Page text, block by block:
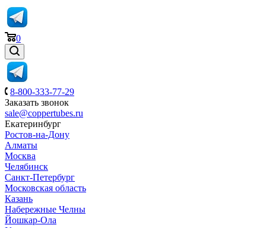
0
8-800-333-77-29
Заказать звонок
sale@coppertubes.ru
Екатеринбург
Ростов-на-Дону
Алматы
Москва
Челябинск
Санкт-Петербург
Московская область
Казань
Набережные Челны
Йошкар-Ола